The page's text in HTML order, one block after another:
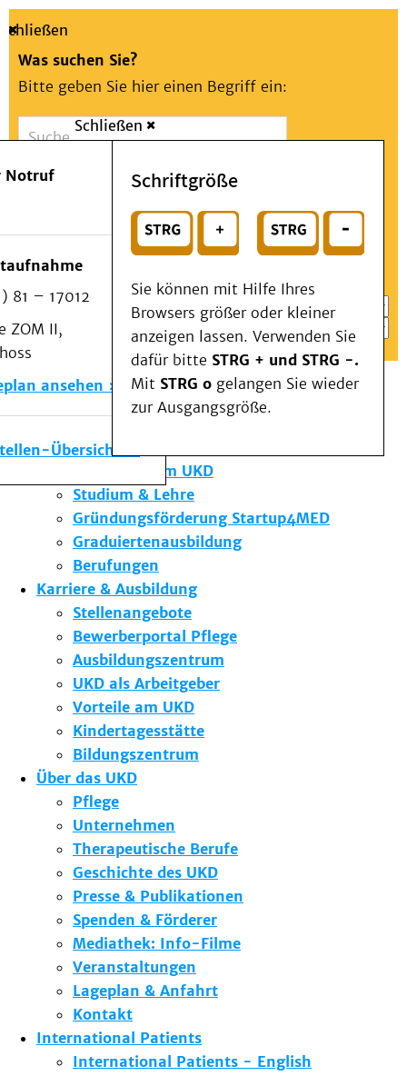
Suche
Schließen
Was suchen Sie?
Bitte geben Sie hier einen Begriff ein:
Suchen
oder
Wählen Sie ein Thema für Ihren Schnelleinstieg
Notfall
Schließen
Notruf
81 – 17012
ZOM II,
ansehen
Übersicht
Schriftgröße
Sie können mit Hilfe Ihres
Browsers größer oder kleiner
anzeigen lassen. Verwenden Sie
dafür bitte STRG + und STRG -.
Mit STRG o gelangen Sie wieder
zur Ausgangsgröße.
Menü
Patienten & Besucher
Kliniken/Institute/Zentren
Als Patient am UKD
Beratung und Unterstützung
Veranstaltungen
Kommunikation im Medizinwesen (KIM)
Notfall
Forschung & Lehre
Die Institute des UKD
Forschung am UKD
Studium & Lehre
Gründungsförderung Startup4MED
Graduiertenausbildung
Berufungen
Karriere & Ausbildung
Stellenangebote
Bewerberportal Pflege
Ausbildungszentrum
UKD als Arbeitgeber
Vorteile am UKD
Kindertagesstätte
Bildungszentrum
Über das UKD
Pflege
Unternehmen
Therapeutische Berufe
Geschichte des UKD
Presse & Publikationen
Spenden & Förderer
Mediathek: Info-Filme
Veranstaltungen
Lageplan & Anfahrt
Kontakt
International Patients
International Patients - English